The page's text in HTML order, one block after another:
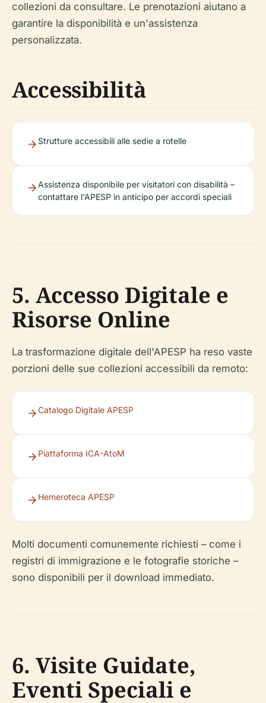
collezioni da consultare. Le prenotazioni aiutano a
garantire la disponibilità e un'assistenza
personalizzata.
Accessibilità
Strutture accessibili alle sedie a rotelle
Assistenza disponibile per visitatori con disabilità –
contattare l'APESP in anticipo per accordi speciali
5. Accesso Digitale e
Risorse Online
La trasformazione digitale dell'APESP ha reso vaste
porzioni delle sue collezioni accessibili da remoto:
Catalogo Digitale APESP
Piattaforma ICA-AtoM
Hemeroteca APESP
Molti documenti comunemente richiesti – come i
registri di immigrazione e le fotografie storiche –
sono disponibili per il download immediato.
6. Visite Guidate,
Eventi Speciali e